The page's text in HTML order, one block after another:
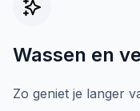
Wassen en
Zo geniet je langer